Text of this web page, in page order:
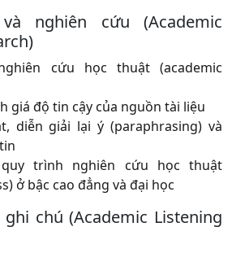
nghiên cứu (Academic
cứu học thuật (academic
giá độ tin cậy của nguồn tài liệu
diễn giải lại ý (paraphrasing) và
trình nghiên cứu học thuật
ở bậc cao đẳng và đại học
chú (Academic Listening